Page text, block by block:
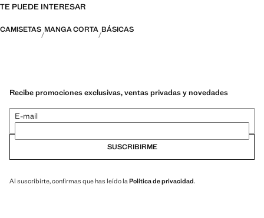
TE PUEDE INTERESAR
CAMISETAS MANGA CORTA BÁSICAS
Recibe promociones exclusivas, ventas privadas y novedades
E-mail
SUSCRIBIRME
Al suscribirte, confirmas que has leído laPolítica de privacidad.